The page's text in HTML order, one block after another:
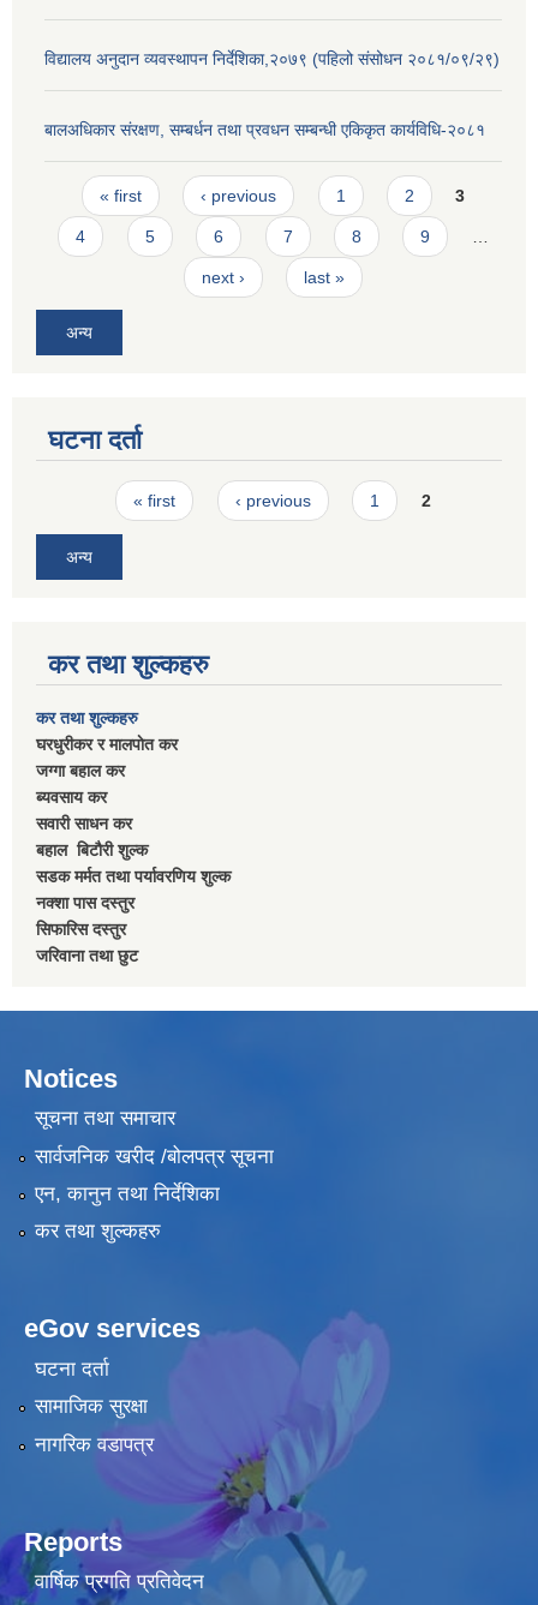
विद्यालय अनुदान व्यवस्थापन निर्देशिका,२०७९ (पहिलो संसोधन २०८१/०९/२९)
बालअधिकार संरक्षण, सम्बर्धन तथा प्रवधन सम्बन्धी एकिकृत कार्यविधि-२०८१
Pages
« first ‹ previous 1 2 3
4 5 6 7 8 9
next › last »
अन्य
घटना दर्ता
Pages« first ‹ previous 1 2
अन्य
कर तथा शुल्कहरु
कर तथा शुल्कहरु
घरधुरीकर र मालपाेत कर
जग्गा बहाल कर
ब्यवसाय कर
सवारी साधन कर
बहाल बिटाैरी शुल्क
सडक मर्मत तथा पर्यावरणिय शुल्क
नक्शा पास दस्तुर
सिफारिस दस्तुर
जरिवाना तथा छुट
Notices
सूचना तथा समाचार
सार्वजनिक खरीद /बोलपत्र सूचना
एन, कानुन तथा निर्देशिका
कर तथा शुल्कहरु
eGov services
घटना दर्ता
सामाजिक सुरक्षा
नागरिक वडापत्र
Reports
वार्षिक प्रगति प्रतिवेदन